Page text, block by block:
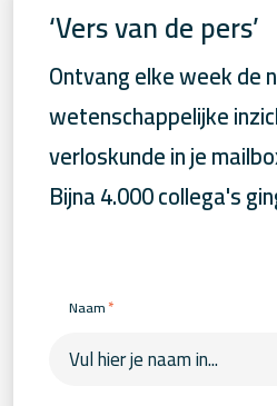
‘Vers van de pers’
Ontvang elke week de
wetenschappelijke
verloskunde in je
Bijna 4.000 collega's
Naam*